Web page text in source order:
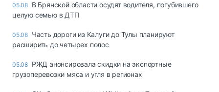
05.08 В Брянской области осудят водителя, погубившего
целую семью в ДТП
05.08 Часть дороги из Калуги до Тулы планируют
расширить до четырех полос
05.08 РЖД анонсировала скидки на экспортные
грузоперевозки мяса и угля в регионах